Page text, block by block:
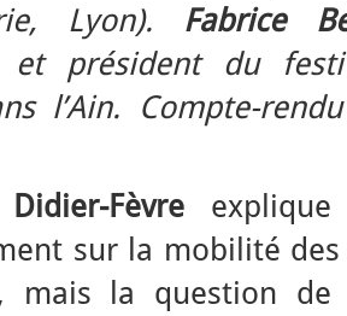
Lyon). Fabrice
et président du
l’Ain. Compte-
Fèvre
sur la mobilité des
mais la question de